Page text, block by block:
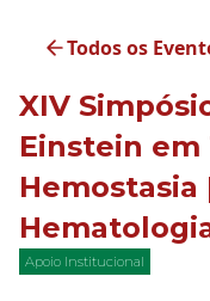
Todos os
XIV
Einstein em
Hemostasia
Apoio Institucional